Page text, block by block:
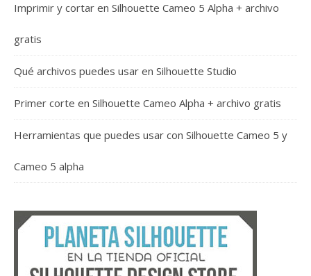
Imprimir y cortar en Silhouette Cameo 5 Alpha + archivo
gratis
Qué archivos puedes usar en Silhouette Studio
Primer corte en Silhouette Cameo Alpha + archivo gratis
Herramientas que puedes usar con Silhouette Cameo 5 y
Cameo 5 alpha